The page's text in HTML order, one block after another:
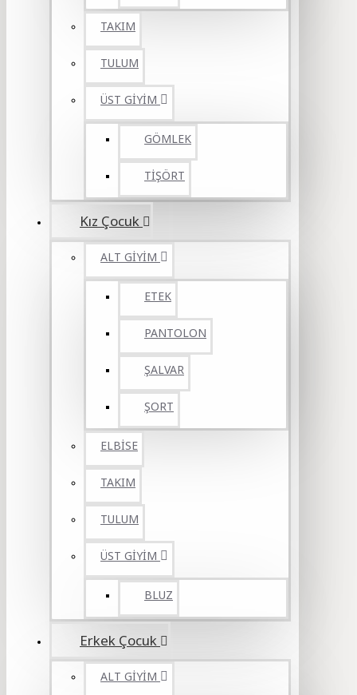
TAKIM
TULUM
ÜST GİYİM
GÖMLEK
TİŞÖRT
Kız Çocuk
ALT GİYİM
ETEK
PANTOLON
ŞALVAR
ŞORT
ELBİSE
TAKIM
TULUM
ÜST GİYİM
BLUZ
Erkek Çocuk
ALT GİYİM